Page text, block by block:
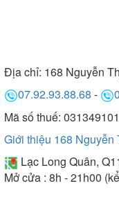
Địa chỉ: 168 Nguyễn
07.92.93.88.68 -
Mã số thuế:
Giới thiệu 168
Lạc Long Quân,
Mở cửa : 8h - 21h00